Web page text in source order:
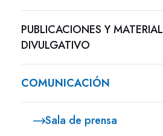
PUBLICACIONES Y MATERIAL
DIVULGATIVO
COMUNICACIÓN
Sala de prensa